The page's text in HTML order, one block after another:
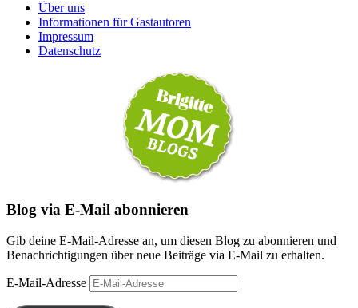
Über uns
Informationen für Gastautoren
Impressum
Datenschutz
Blog via E-Mail abonnieren
Gib deine E-Mail-Adresse an, um diesen Blog zu abonnieren und
Benachrichtigungen über neue Beiträge via E-Mail zu erhalten.
E-Mail-Adresse